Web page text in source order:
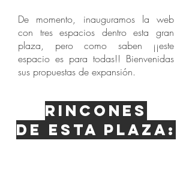
Rincones
de esta plaza:
De momento, inauguramos la web
con tres espacios dentro esta gran
plaza, pero como saben ¡¡este
espacio es para todas!! Bienvenidas
sus propuestas de expansión.